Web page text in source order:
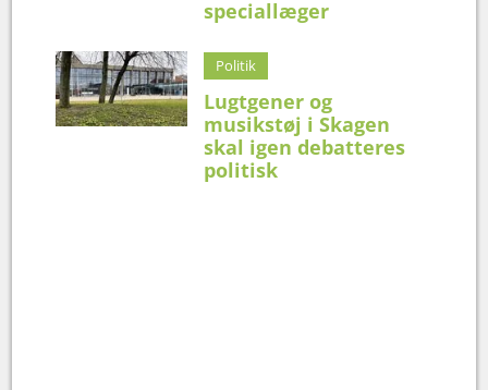
speciallæger
Politik
Lugtgener og
musikstøj i Skagen
skal igen debatteres
politisk